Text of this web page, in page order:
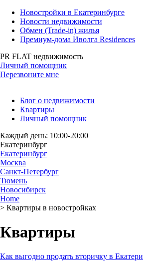
Новостройки в Екатеринбурге
Новости недвижимости
Обмен (Trade-in) жилья
Премиум-дома Иволга Residences
PR FLAT недвижимость
Личный помощник
Перезвоните мне
Блог о недвижимости
Квартиры
Личный помощник
Каждый день: 10:00-20:00
Екатеринбург
Екатеринбург
Москва
Санкт-Петербург
Тюмень
Новосибирск
Home
> Квартиры в новостройках
Квартиры
Как выгодно продать вторичку в